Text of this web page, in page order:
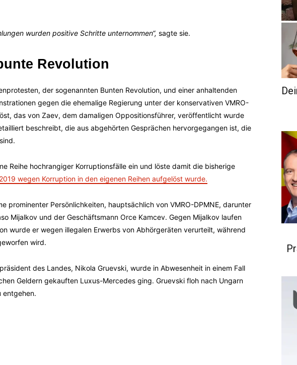
wurden positive Schritte unternommen“, sagte sie.
Revolution
der sogenannten Bunten Revolution, und einer anhaltenden
gegen die ehemalige Regierung unter der konservativen VMRO-
das von Zaev, dem damaligen Oppositionsführer, veröffentlicht wurde
beschreibt, die aus abgehörten Gesprächen hervorgegangen ist, die
Reihe hochrangiger Korruptionsfälle ein und löste damit die bisherige
wegen Korruption in den eigenen Reihen aufgelöst wurde.
prominenter Persönlichkeiten, hauptsächlich von VMRO-DPMNE, darunter
Mijalkov und der Geschäftsmann Orce Kamcev. Gegen Mijalkov laufen
wurde er wegen illegalen Erwerbs von Abhörgeräten verurteilt, während
wird.
des Landes, Nikola Gruevski, wurde in Abwesenheit in einem Fall
Geldern gekauften Luxus-Mercedes ging. Gruevski floh nach Ungarn
entgehen.